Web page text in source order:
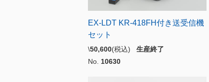
EX-LDT KR-418FH付き送受信機
セット
\50,600(税込) 生産終了
No. 10630